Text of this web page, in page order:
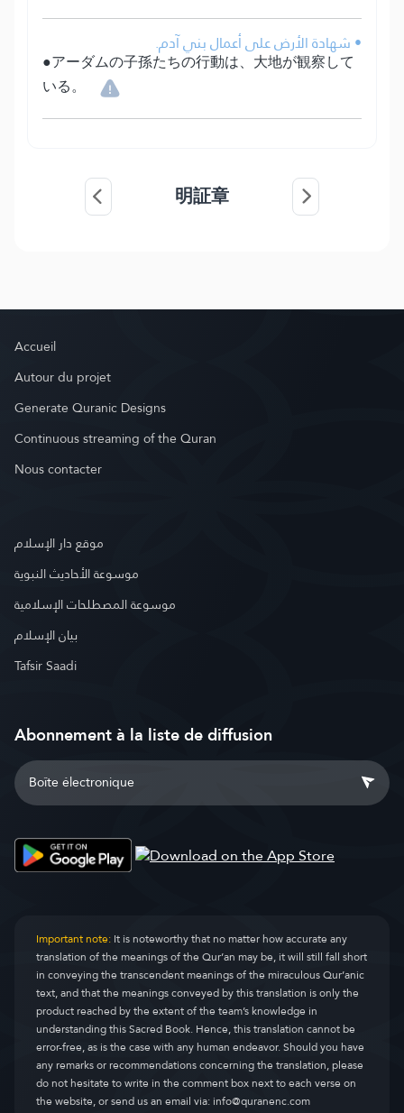
• شهادة الأرض على أعمال بني آدم.
●アーダムの子孫たちの行動は、大地が観察して
いる。
明証章
Accueil
Autour du projet
Generate Quranic Designs
Continuous streaming of the Quran
Nous contacter
موقع دار الإسلام
موسوعة الأحاديث النبوية
موسوعة المصطلحات الإسلامية
بيان الإسلام
Tafsir Saadi
Abonnement à la liste de diffusion
Important note:It is noteworthy that no matter how accurate any
translation of the meanings of the Qur’an may be, it will still fall short
in conveying the transcendent meanings of the miraculous Qur’anic
text, and that the meanings conveyed by this translation is only the
product reached by the extent of the team’s knowledge in
understanding this Sacred Book. Hence, this translation cannot be
error-free, as is the case with any human endeavor. Should you have
any remarks or recommendations concerning the translation, please
do not hesitate to write in the comment box next to each verse on
the website, or send us an email via:info@quranenc.com